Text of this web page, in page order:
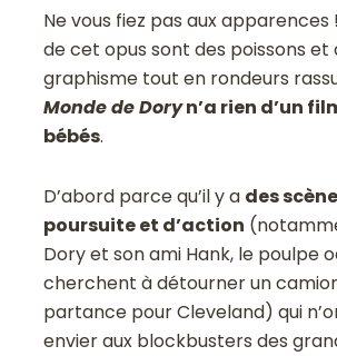
Ne vous fiez pas aux apparences
de cet opus sont des poissons
graphisme tout en rondeurs
Monde de Doryn’a rien d’un
bébés.
D’abord parce qu’il y a des
poursuite et d’action
Dory et son ami Hank, le poulpe
cherchent à détourner un
partance pour Cleveland) qui
envier aux blockbusters des